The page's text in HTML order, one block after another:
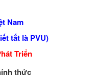
Nam
tắt là PVU)
Triển
thức